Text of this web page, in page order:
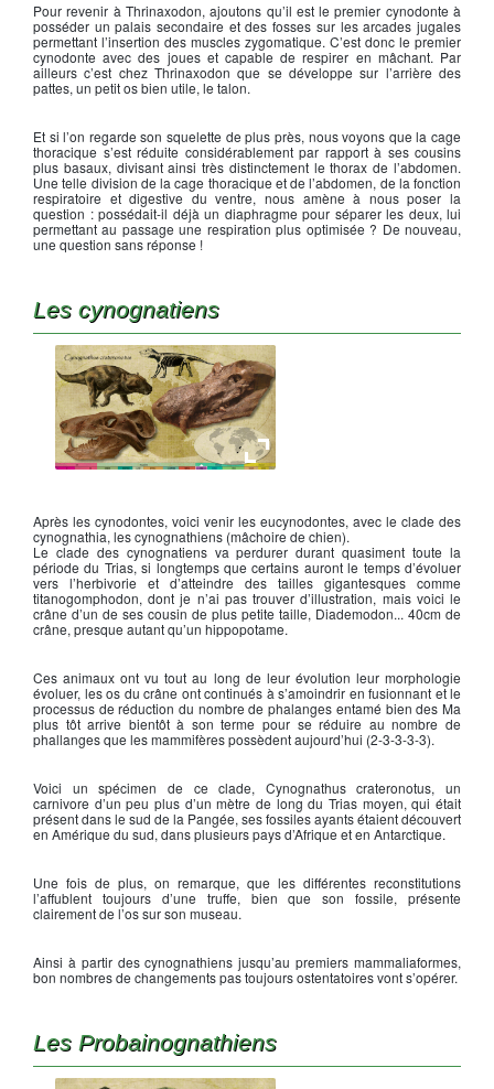
Pour revenir à Thrinaxodon, ajoutons qu’il est le premier cynodonte à
posséder un palais secondaire et des fosses sur les arcades jugales
permettant l’insertion des muscles zygomatique. C’est donc le premier
cynodonte avec des joues et capable de respirer en mâchant. Par
ailleurs c’est chez Thrinaxodon que se développe sur l’arrière des
pattes, un petit os bien utile, le talon.
Et si l’on regarde son squelette de plus près, nous voyons que la cage
thoracique s’est réduite considérablement par rapport à ses cousins
plus basaux, divisant ainsi très distinctement le thorax de l’abdomen.
Une telle division de la cage thoracique et de l’abdomen, de la fonction
respiratoire et digestive du ventre, nous amène à nous poser la
question : possédait-il déjà un diaphragme pour séparer les deux, lui
permettant au passage une respiration plus optimisée ? De nouveau,
une question sans réponse !
Les cynognatiens
Après les cynodontes, voici venir les eucynodontes, avec le clade des
cynognathia, les cynognathiens (mâchoire de chien).
Le clade des cynognatiens va perdurer durant quasiment toute la
période du Trias, si longtemps que certains auront le temps d’évoluer
vers l’herbivorie et d’atteindre des tailles gigantesques comme
titanogomphodon, dont je n’ai pas trouver d’illustration, mais voici le
crâne d’un de ses cousin de plus petite taille, Diademodon... 40cm de
crâne, presque autant qu’un hippopotame.
Ces animaux ont vu tout au long de leur évolution leur morphologie
évoluer, les os du crâne ont continués à s’amoindrir en fusionnant et le
processus de réduction du nombre de phalanges entamé bien des Ma
plus tôt arrive bientôt à son terme pour se réduire au nombre de
phallanges que les mammifères possèdent aujourd’hui (2-3-3-3-3).
Voici un spécimen de ce clade, Cynognathus crateronotus, un
carnivore d’un peu plus d’un mètre de long du Trias moyen, qui était
présent dans le sud de la Pangée, ses fossiles ayants étaient découvert
en Amérique du sud, dans plusieurs pays d’Afrique et en Antarctique.
Une fois de plus, on remarque, que les différentes reconstitutions
l’affublent toujours d’une truffe, bien que son fossile, présente
clairement de l’os sur son museau.
Ainsi à partir des cynognathiens jusqu’au premiers mammaliaformes,
bon nombres de changements pas toujours ostentatoires vont s’opérer.
Les Probainognathiens